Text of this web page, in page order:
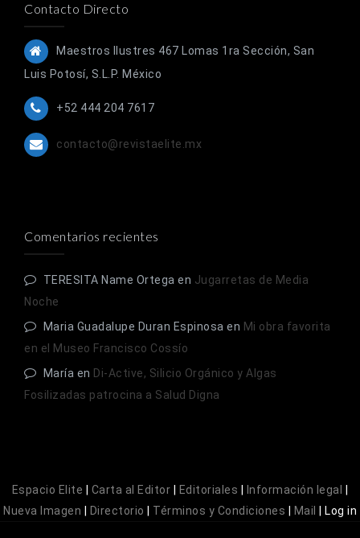
Contacto Directo
Maestros Ilustres 467 Lomas 1ra Sección, San
Luis Potosí, S.L.P. México
+52 444 204 7617
contacto@revistaelite.mx
Comentarios recientes
TERESITA Name Ortega en Jugarretas de Media
Noche
Maria Guadalupe Duran Espinosa en Mi obra favorita
en el Museo Francisco Cossío
María en Di-Active, Silicio Orgánico y Algas
Fosilizadas patrocina a Salud Digna
Espacio Elite Carta al Editor Editoriales Información legal
Nueva Imagen
Directorio Términos y Condiciones Mail Log in